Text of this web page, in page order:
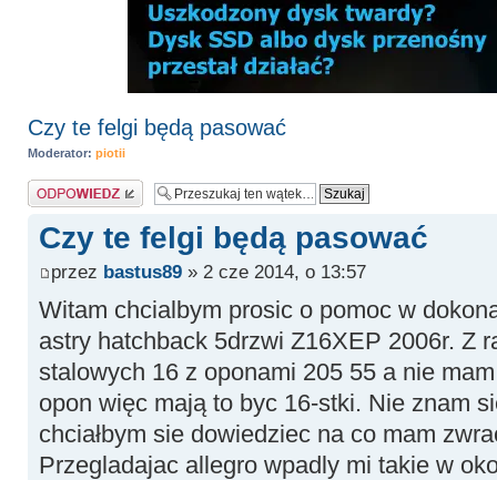
Czy te felgi będą pasować
Moderator: piotii
Odpowiedz
Czy te felgi będą pasować
przez bastus89» 2 cze 2014, o 13:57
Witam chcialbym prosic o pomoc w
astry hatchback 5drzwi Z16XEP 2006r. Z
stalowych 16 z oponami 205 55 a nie
opon więc mają to byc 16-stki. Nie znam
chciałbym sie dowiedziec na co mam
Przegladajac allegro wpadly mi takie w